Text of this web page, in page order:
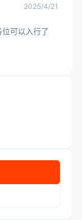
2025/4/21
可以入行了